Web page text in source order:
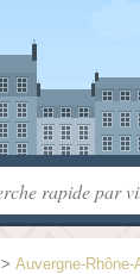
> Auvergne-Rhône-